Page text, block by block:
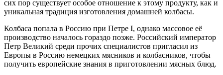
сих пор существует особое отношение к этому продукту, как и
уникальная традиция изготовления домашней колбасы.
Колбаса попала в Россию при Петре I, однако массовое её
производство началось гораздо позже. Российский император
Петр Великий среди прочих специалистов пригласил из
Европы в Россию немецких мясников и колбасников, чтобы
получить европейские знания в приготовлении мясных блюд.